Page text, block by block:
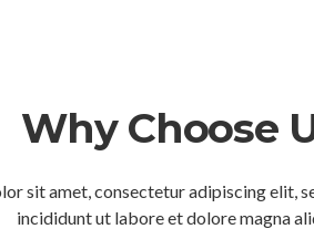
Why Choose
sit amet, consectetur adipiscing elit,
incididunt ut labore et dolore magna